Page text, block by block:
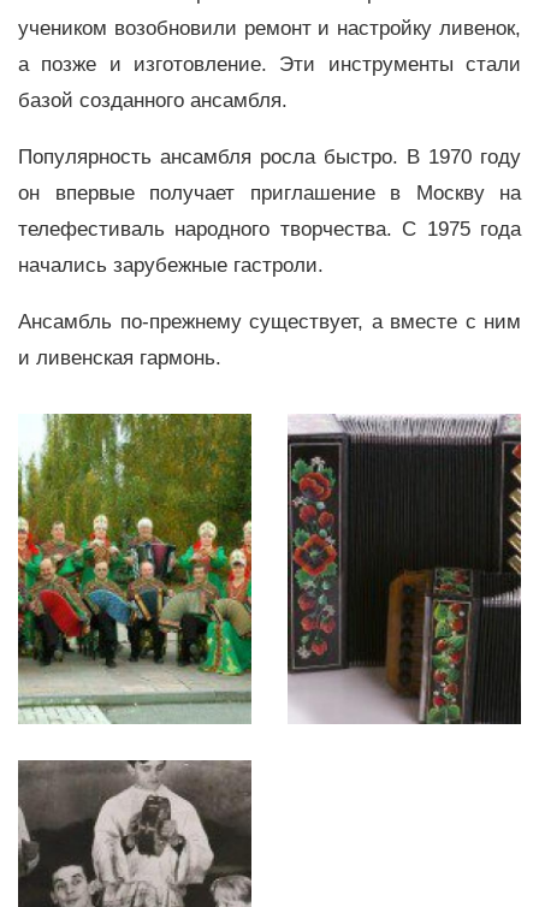
учеником возобновили ремонт и настройку ливенок,
а позже и изготовление. Эти инструменты стали
базой созданного ансамбля.
Популярность ансамбля росла быстро. В 1970 году
он впервые получает приглашение в Москву на
телефестиваль народного творчества. С 1975 года
начались зарубежные гастроли.
Ансамбль по-прежнему существует, а вместе с ним
и ливенская гармонь.